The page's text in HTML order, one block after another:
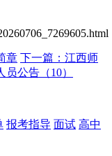
章 下一篇：江西师
公告（10）
报考指导 面试 高中